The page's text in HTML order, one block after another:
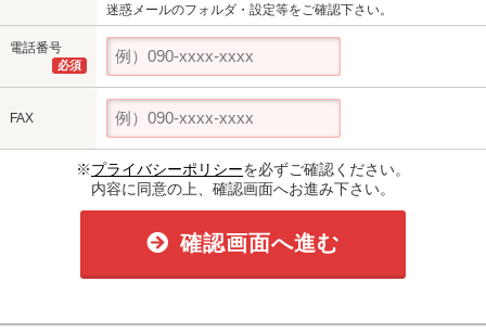
迷惑メールのフォルダ・設定等をご確認下さい。
電話番号
必須
FAX
※プライバシーポリシーを必ずご確認ください。
内容に同意の上、確認画面へお進み下さい。
確認画面へ進む